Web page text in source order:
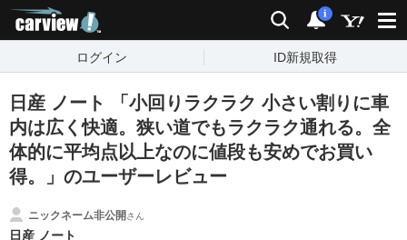
検索 通知
i
ログイン ID新規取得
日産 ノート 「小回りラクラク 小さい割りに車
内は広く快適。狭い道でもラクラク通れる。全
体的に平均点以上なのに値段も安めでお買い
得。」のユーザーレビュー
ニックネーム非公開さん
日産 ノート